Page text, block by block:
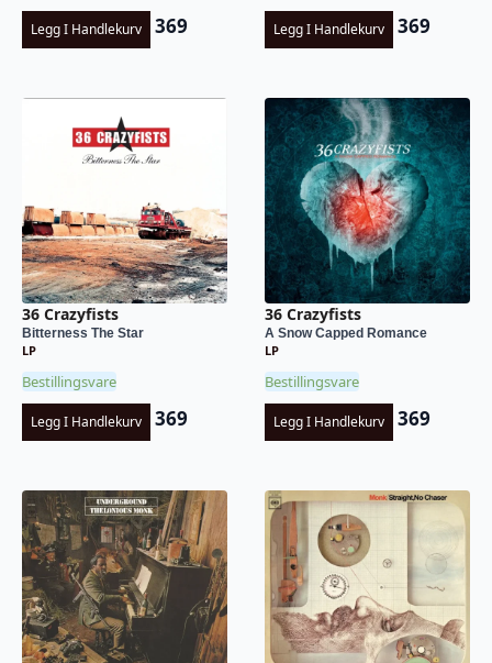
Legg I Handlekurv 369 Legg I Handlekurv 369
36 Crazyfists
Bitterness The Star
LP
Bestillingsvare
Legg I Handlekurv 369
36 Crazyfists
A Snow Capped Romance
LP
Bestillingsvare
Legg I Handlekurv 369